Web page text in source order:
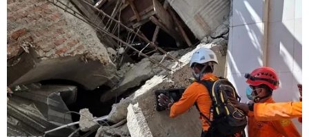
đồng người Việt Nam đang sinh sống và làm
việc tại Israel./.
Đại sứ quán Việt Nam ở
Israel cung cấp đường dây
nóng bảo hộ công dân